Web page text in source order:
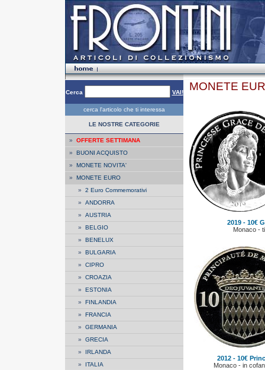
Cerca VAI!
cerca l'articolo che ti interessa
LE NOSTRE CATEGORIE
» OFFERTE SETTIMANA
» BUONI ACQUISTO
» MONETE NOVITA'
» MONETE EURO
» 2 Euro Commemorativi
» ANDORRA
» AUSTRIA
» BELGIO
» BENELUX
» BULGARIA
» CIPRO
» CROAZIA
» ESTONIA
» FINLANDIA
» FRANCIA
» GERMANIA
» GRECIA
» IRLANDA
» ITALIA
MONETE
2019 - 10€
Monaco -
2012 - 10€
Monaco - in